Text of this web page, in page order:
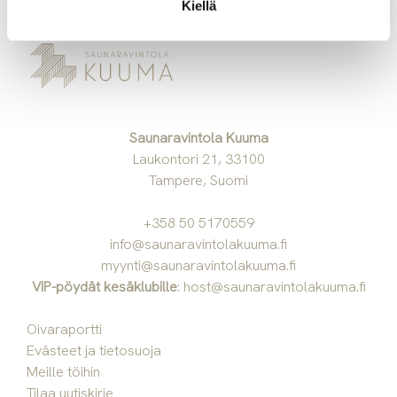
Kiellä
Saunaravintola Kuuma
Laukontori 21, 33100
Tampere, Suomi
+358 50 5170559
info@saunaravintolakuuma.fi
myynti@saunaravintolakuuma.fi
VIP-pöydät kesäklubille: host@saunaravintolakuuma.fi
Oivaraportti
Evästeet ja tietosuoja
Meille töihin
Tilaa uutiskirje